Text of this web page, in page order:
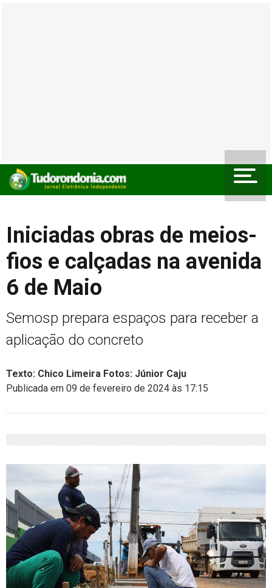
Iniciadas obras de meios-
fios e calçadas na avenida
6 de Maio
Semosp prepara espaços para receber a
aplicação do concreto
Texto: Chico Limeira Fotos: Júnior Caju
Publicada em 09 de fevereiro de 2024 às 17:15